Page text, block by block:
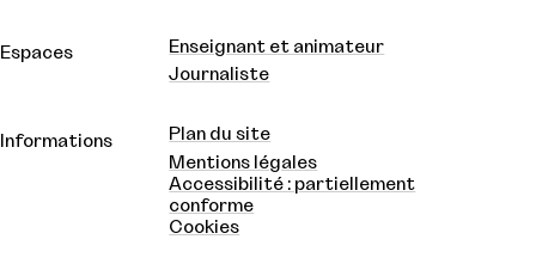
Espaces
Enseignant et animateur
Journaliste
Informations
Plan du site
Mentions légales
Accessibilité : partiellement
conforme
Cookies